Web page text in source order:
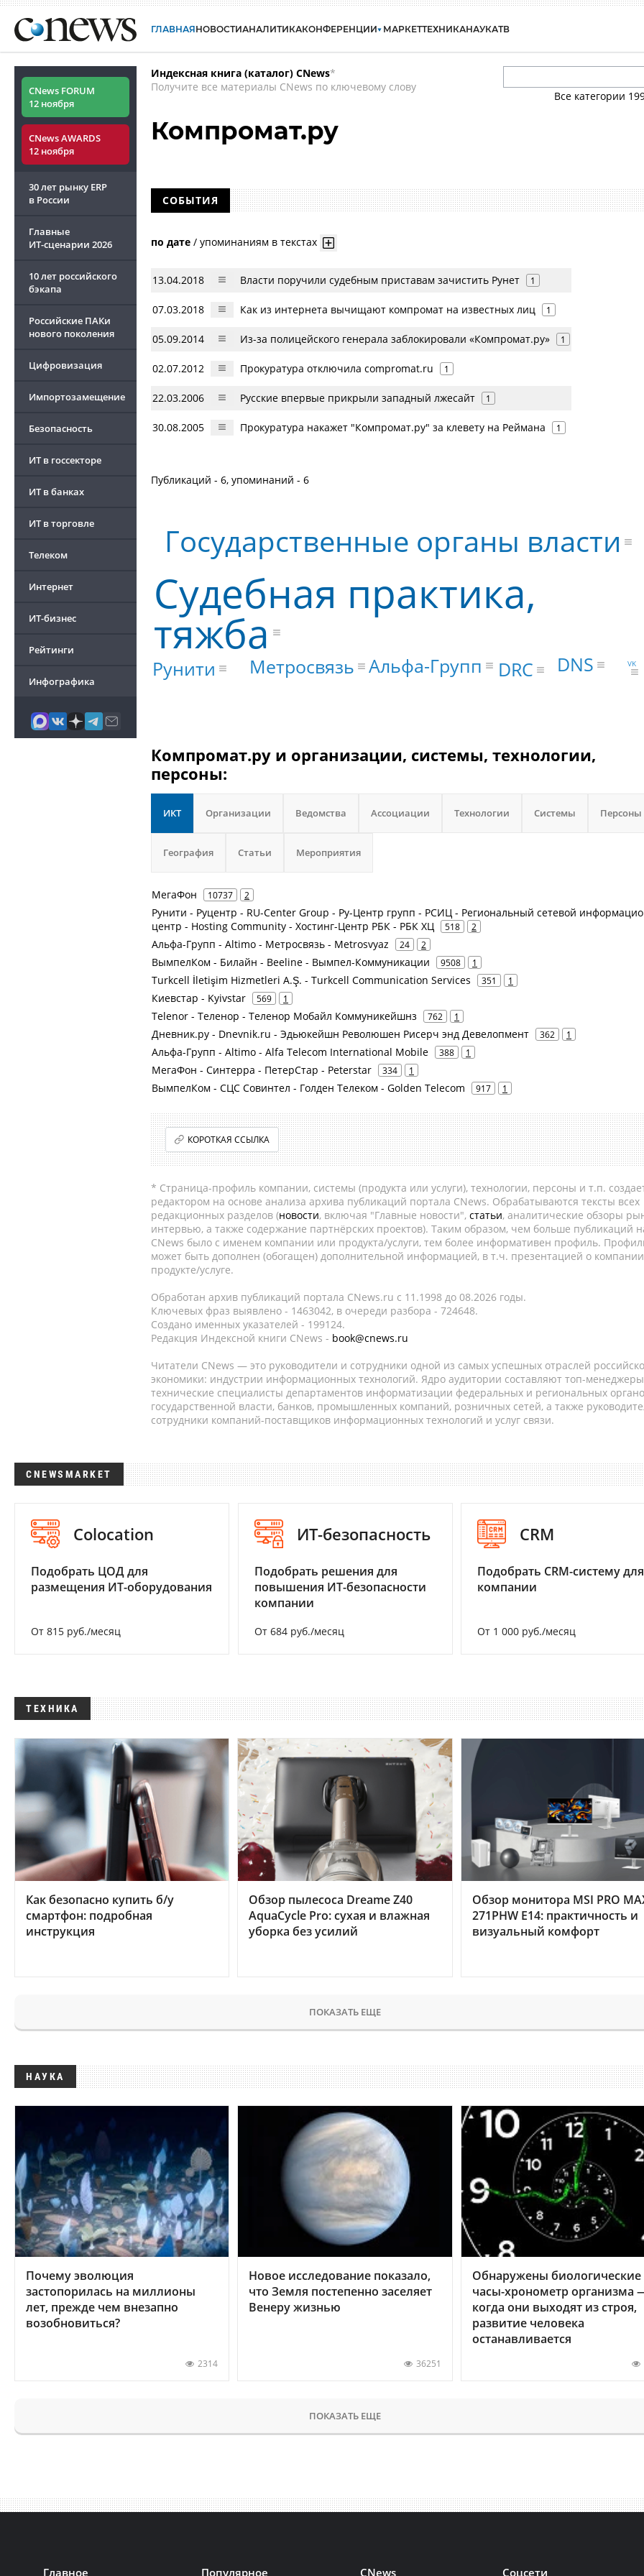
ГЛАВНАЯНОВОСТИАНАЛИТИКАКОНФЕРЕНЦИИ МАРКЕТТЕХНИКАНАУКАТВ
CNews FORUM
12 ноября
CNews AWARDS
12 ноября
30 лет рынку ERP
в России
Главные
ИТ-сценарии 2026
10 лет российского
бэкапа
Российские ПАКи
нового поколения
Цифровизация
Импортозамещение
Безопасность
ИТ в госсекторе
ИТ в банках
ИТ в торговле
Телеком
Интернет
ИТ-бизнес
Рейтинги
Инфографика
Индексная книга (каталог) CNews*
Получите все материалы CNews по ключевому слову
Все категории
Компромат.ру
СОБЫТИЯ
по дате / упоминаниям в текстах
13.04.2018 Власти поручили судебным приставам зачистить Рунет 1
07.03.2018 Как из интернета вычищают компромат на известных лиц 1
05.09.2014 Из-за полицейского генерала заблокировали «Компромат.ру» 1
02.07.2012 Прокуратура отключила compromat.ru 1
22.03.2006 Русские впервые прикрыли западный лжесайт 1
30.08.2005 Прокуратура накажет "Компромат.ру" за клевету на Реймана 1
Публикаций - 6, упоминаний - 6
Судебная практика,
тяжба
Государственные органы власти
Рунити Метросвязь Альфа-Групп DRC DNS VK
Компромат.ру и организации, системы, технологии,
персоны:
ИКТ Организации Ведомства Ассоциации Технологии Системы Персоны
География Статьи Мероприятия
МегаФон 10737 2
Рунити - Руцентр - RU-Center Group - Ру-Центр групп - РСИЦ - Региональный сетевой
центр - Hosting Community - Хостинг-Центр РБК - РБК ХЦ
518 2
Альфа-Групп - Altimo - Метросвязь - Metrosvyaz 24 2
ВымпелКом - Билайн - Beeline - Вымпел-Коммуникации 9508 1
Turkcell İletişim Hizmetleri A.Ş. - Turkcell Communication Services 351 1
Киевстар - Kyivstar 569 1
Telenor - Теленор - Теленор Мобайл Коммуникейшнз 762 1
Дневник.ру - Dnevnik.ru - Эдьюкейшн Революшен Рисерч энд Девелопмент 362 1
Альфа-Групп - Altimo - Alfa Telecom International Mobile 388 1
МегаФон - Синтерра - ПетерСтар - Peterstar 334 1
ВымпелКом - СЦС Совинтел - Голден Телеком - Golden Telecom 917 1
КОРОТКАЯ ССЫЛКА
* Страница-профиль компании, системы (продукта или услуги), технологии, персоны и т.п.
редактором на основе анализа архива публикаций портала CNews. Обрабатываются тексты всех
редакционных разделов (новости, включая "Главные новости", статьи, аналитические обзоры
интервью, а также содержание партнёрских проектов). Таким образом, чем больше публикаций
CNews было с именем компании или продукта/услуги, тем более информативен профиль.
может быть дополнен (обогащен) дополнительной информацией, в т.ч. презентацией о
продукте/услуге.
Обработан архив публикаций портала CNews.ru c 11.1998 до 08.2026 годы.
Ключевых фраз выявлено - 1463042, в очереди разбора - 724648.
Создано именных указателей - 199124.
Редакция Индексной книги CNews - book@cnews.ru
Читатели CNews — это руководители и сотрудники одной из самых успешных отраслей
экономики: индустрии информационных технологий. Ядро аудитории составляют топ-
технические специалисты департаментов информатизации федеральных и региональных
государственной власти, банков, промышленных компаний, розничных сетей, а также
сотрудники компаний-поставщиков информационных технологий и услуг связи.
CNEWSMARKET
Colocation
Подобрать ЦОД для
размещения ИТ-оборудования
От 815 руб./месяц
ИТ-безопасность
Подобрать решения для
повышения ИТ-безопасности
компании
От 684 руб./месяц
CRM
Подобрать CRM-систему для
компании
От 1 000 руб./месяц
ТЕХНИКА
Как безопасно купить б/у
смартфон: подробная
инструкция
Обзор пылесоса Dreame Z40
AquaCycle Pro: сухая и влажная
уборка без усилий
Обзор монитора MSI PRO
271PHW E14: практичность и
визуальный комфорт
ПОКАЗАТЬ ЕЩЕ
НАУКА
Почему эволюция
застопорилась на миллионы
лет, прежде чем внезапно
возобновиться?
2314
Новое исследование показало,
что Земля постепенно заселяет
Венеру жизнью
36251
Обнаружены биологические
часы-хронометр организма
когда они выходят из строя,
развитие человека
останавливается
ПОКАЗАТЬ ЕЩЕ
Главное Популярное CNews Соцсети